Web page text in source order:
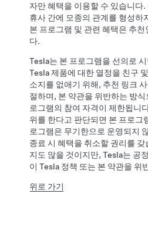
자만 혜택을 이용할 수 있습니다
휴사 간에 모종의 관계를 형성하
본 프로그램 및 관련 혜택은 추
다.
Tesla는 본 프로그램을 선의로
Tesla 제품에 대한 열정을 친구
소지를 없애기 위해, 추천 링크
절하며, 본 약관을 위반하는 방
로그램의 참여 자격이 제한됩니
위를 한다고 판단되면 본 프로그
로그램은 무기한으로 운영되지
종료 시 혜택을 취소할 권리를
지도 않을 것이지만, Tesla는 공
이 Tesla 정책 또는 본 약관을 위
위로 가기